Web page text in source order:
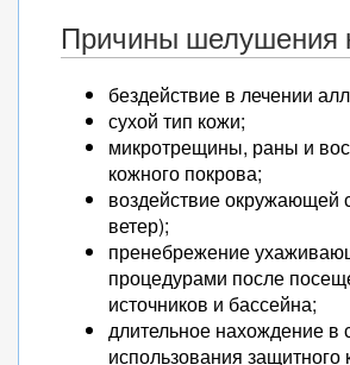
Причины шелушения
бездействие в лечении
сухой тип кожи;
микротрещины, раны и
кожного покрова;
воздействие окружающей
ветер);
пренебрежение
процедурами после
источников и бассейна;
длительное нахождение в
использования защитного